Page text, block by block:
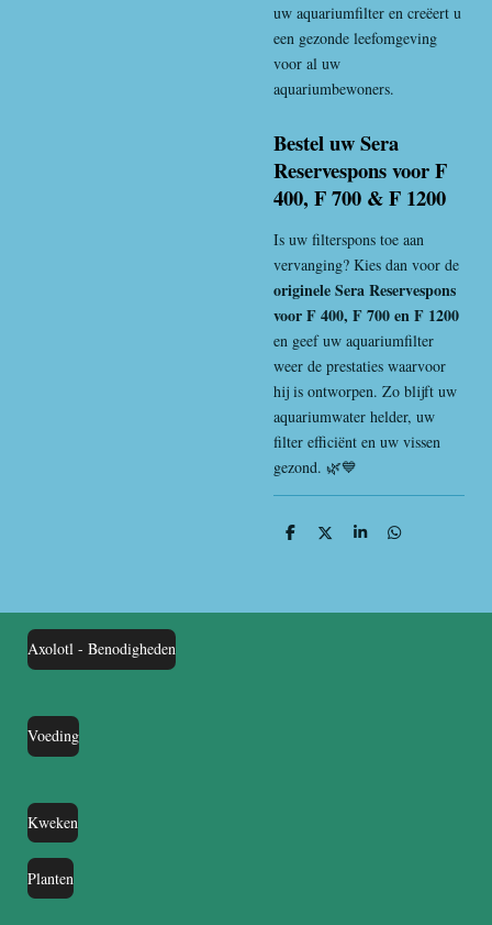
uw aquariumfilter en creëert u
een gezonde leefomgeving
voor al uw
aquariumbewoners.
Bestel uw Sera
Reservespons voor F
400, F 700 & F 1200
Is uw filterspons toe aan
vervanging? Kies dan voor de
originele Sera Reservespons
voor F 400, F 700 en F 1200
en geef uw aquariumfilter
weer de prestaties waarvoor
hij is ontworpen. Zo blijft uw
aquariumwater helder, uw
filter efficiënt en uw vissen
gezond. 🌿💙
D
D
S
D
Axolotl - Benodigheden
Voeding
Kweken
Planten